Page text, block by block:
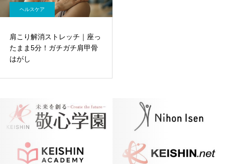
ヘルスケア
肩こり解消ストレッチ｜座っ
たまま5分！ガチガチ肩甲骨
はがし